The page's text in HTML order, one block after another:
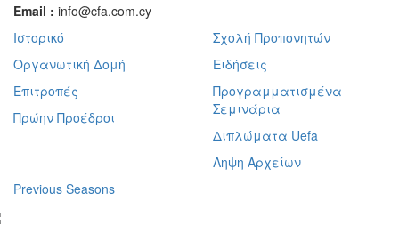
Email : info@cfa.com.cy
Ιστορικό
Οργανωτική Δομή
Επιτροπές
Πρώην Προέδροι
Σχολή Προπονητών
Ειδήσεις
Προγραμματισμένα
Σεμινάρια
Διπλώματα Uefa
Ληψη Αρχείων
Previous Seasons